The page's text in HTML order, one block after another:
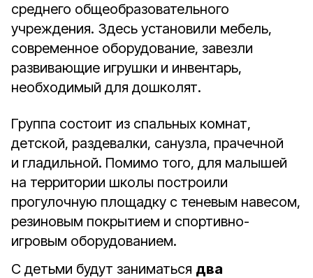
среднего общеобразовательного
учреждения. Здесь установили мебель,
современное оборудование, завезли
развивающие игрушки и инвентарь,
необходимый для дошколят.
Группа состоит из спальных комнат,
детской, раздевалки, санузла, прачечной
и гладильной. Помимо того, для малышей
на территории школы построили
прогулочную площадку с теневым навесом,
резиновым покрытием и спортивно-
игровым оборудованием.
С детьми будут заниматься два